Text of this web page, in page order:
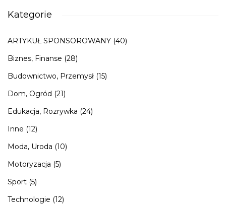
Kategorie
ARTYKUŁ SPONSOROWANY (40)
Biznes, Finanse (28)
Budownictwo, Przemysł (15)
Dom, Ogród (21)
Edukacja, Rozrywka (24)
Inne (12)
Moda, Uroda (10)
Motoryzacja (5)
Sport (5)
Technologie (12)